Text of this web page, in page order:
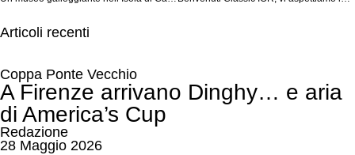
Articoli recenti
Coppa Ponte Vecchio
A Firenze arrivano Dinghy… e aria
di America’s Cup
Redazione
28 Maggio 2026